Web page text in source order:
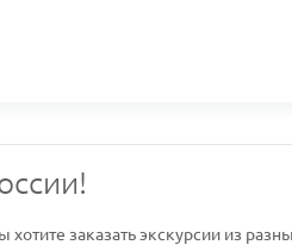
заказать экскурсии из